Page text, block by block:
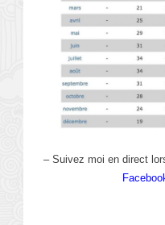
– Suivez moi en direct